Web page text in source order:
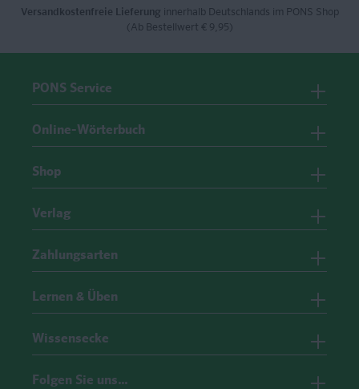
Versandkostenfreie Lieferung innerhalb Deutschlands im PONS Shop
(Ab Bestellwert € 9,95)
PONS Service
Online-Wörterbuch
Shop
Verlag
Zahlungsarten
Lernen & Üben
Wissensecke
Folgen Sie uns…